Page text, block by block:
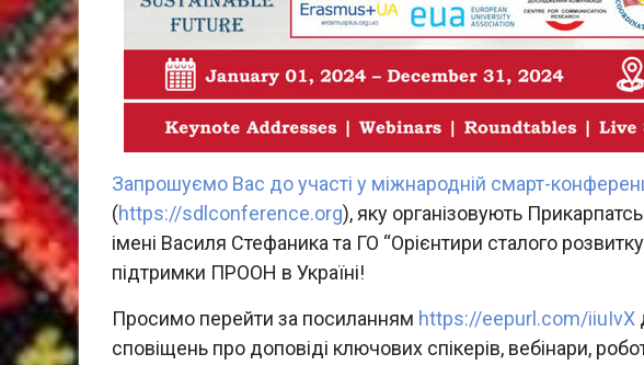
Запрошуємо Вас до участі у міжнародній смарт-
(https://sdlconference.org), яку організовують
імені Василя Стефаника та ГО “Орієнтири сталого
підтримки ПРООН в Україні!
Просимо перейти за посиланням https://eepurl.com/iiuIvX
сповіщень про доповіді ключових спікерів, вебінари,